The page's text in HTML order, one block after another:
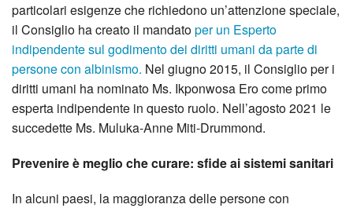
particolari esigenze che richiedono un’attenzione speciale,
il Consiglio ha creato il mandatoper un Esperto
indipendente sul godimento dei diritti umani da parte di
persone con albinismo. Nel giugno 2015, il Consiglio per i
diritti umani ha nominato Ms. Ikponwosa Ero come primo
esperta indipendente in questo ruolo. Nell’agosto 2021 le
succedette Ms. Muluka-Anne Miti-Drummond.
Prevenire è meglio che curare: sfide ai sistemi sanitari
In alcuni paesi, la maggioranza delle persone con